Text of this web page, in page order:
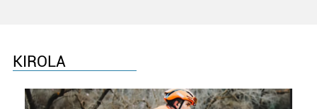
KIROLA